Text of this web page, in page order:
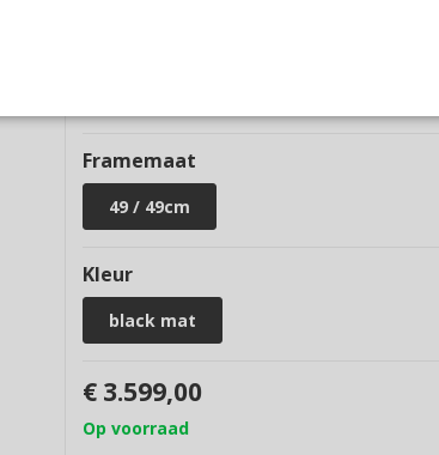
Framemaat
49 / 49cm
Kleur
black mat
€ 3.599,00
Op voorraad